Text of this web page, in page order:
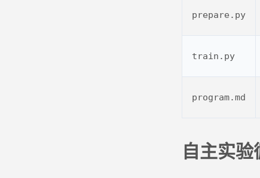
prepare.py
train.py
program.md
自主实